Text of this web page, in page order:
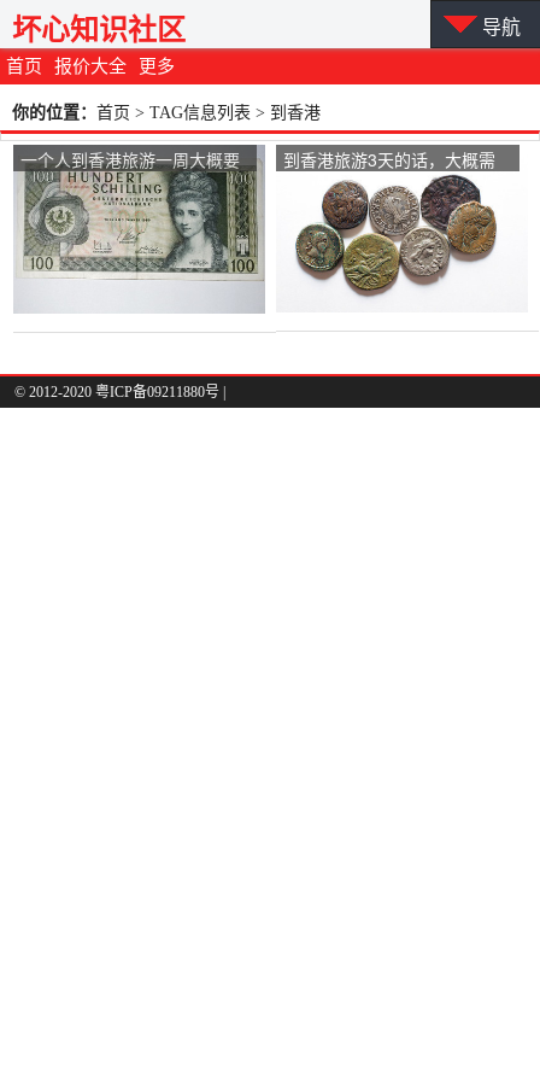
首页 报价大全 更多
坏心知识社区 导航
你的位置： 首页 > TAG信息列表 > 到香港
一个人到香港旅游一周大概要
准备多少人民币钱？去过的来
说说？
到香港旅游3天的话，大概需
要多少钱？
© 2012-2020 粤ICP备09211880号 |